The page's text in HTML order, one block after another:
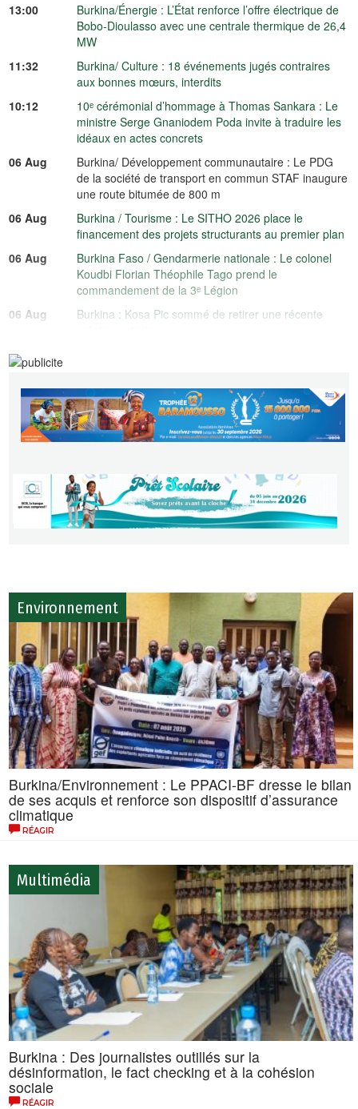
13:00
Burkina/Énergie : L’État renforce l’offre électrique de
Bobo-Dioulasso avec une centrale thermique de 26,4
MW
11:32
Burkina/ Culture : 18 événements jugés contraires
aux bonnes mœurs, interdits
10:12
10ᵉ cérémonial d’hommage à Thomas Sankara : Le
ministre Serge Gnaniodem Poda invite à traduire les
idéaux en actes concrets
06 Aug
Burkina/ Développement communautaire : Le PDG
de la société de transport en commun STAF inaugure
une route bitumée de 800 m
06 Aug
Burkina / Tourisme : Le SITHO 2026 place le
financement des projets structurants au premier plan
06 Aug
Burkina Faso / Gendarmerie nationale : Le colonel
Koudbi Florian Théophile Tago prend le
commandement de la 3ᵉ Légion
06 Aug
Burkina : Kosa Pic sommé de retirer une récente
06 Aug
transactions financières
Environnement
Burkina/Environnement : Le PPACI-BF dresse le bilan
de ses acquis et renforce son dispositif d’assurance
climatique
RÉAGIR
Multimédia
Burkina : Des journalistes outillés sur la
désinformation, le fact checking et à la cohésion
sociale
RÉAGIR